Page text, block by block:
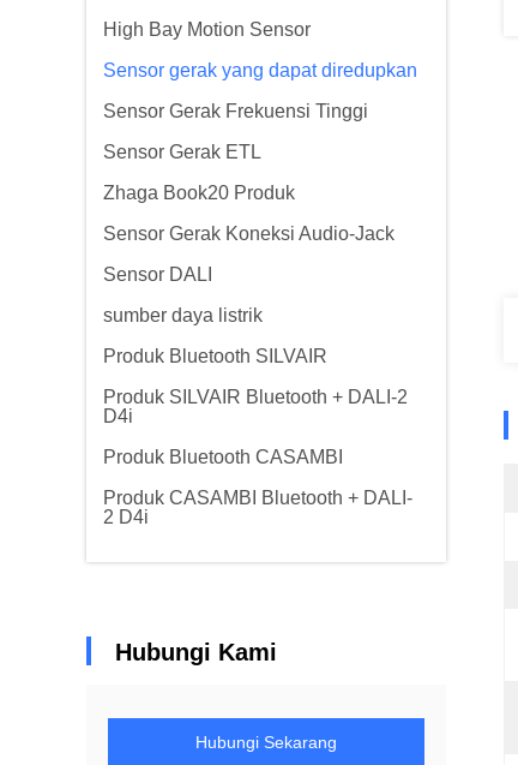
High Bay Motion Sensor
Sensor gerak yang dapat diredupkan
Sensor Gerak Frekuensi Tinggi
Sensor Gerak ETL
Zhaga Book20 Produk
Sensor Gerak Koneksi Audio-Jack
Sensor DALI
sumber daya listrik
Produk Bluetooth SILVAIR
Produk SILVAIR Bluetooth + DALI-2
D4i
Produk Bluetooth CASAMBI
Produk CASAMBI Bluetooth + DALI-
2 D4i
Hubungi Kami
Hubungi Sekarang